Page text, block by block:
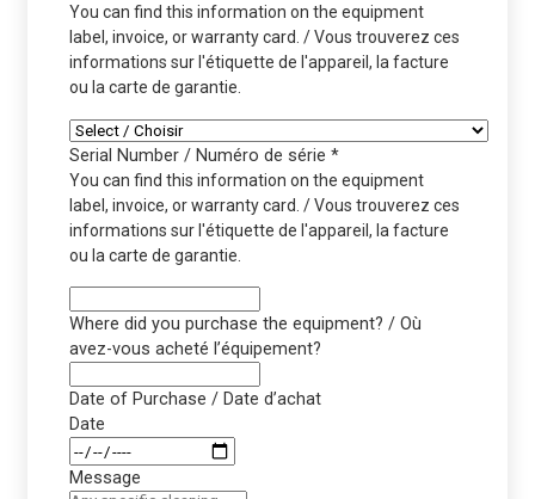
You can find this information on the equipment
label, invoice, or warranty card. / Vous trouverez ces
informations sur l'étiquette de l'appareil, la facture
ou la carte de garantie.
Serial Number / Numéro de série *
You can find this information on the equipment
label, invoice, or warranty card. / Vous trouverez ces
informations sur l'étiquette de l'appareil, la facture
ou la carte de garantie.
Where did you purchase the equipment? / Où
avez-vous acheté l’équipement?
Date of Purchase / Date d’achat
Date
Message